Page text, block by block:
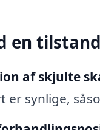
en
af skjulte
er synlige,